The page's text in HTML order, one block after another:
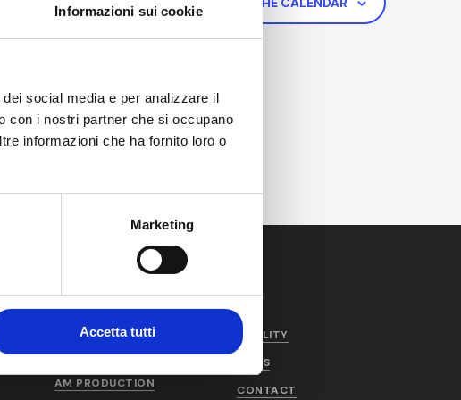
Informazioni sui cookie
social media e per analizzare il
con i nostri partner che si occupano
informazioni che ha fornito loro o
Marketing
Accetta tutti
PRODUCTS AND
SERVICES
AM PRODUCTION
QUALITY
NEWS
CONTACT